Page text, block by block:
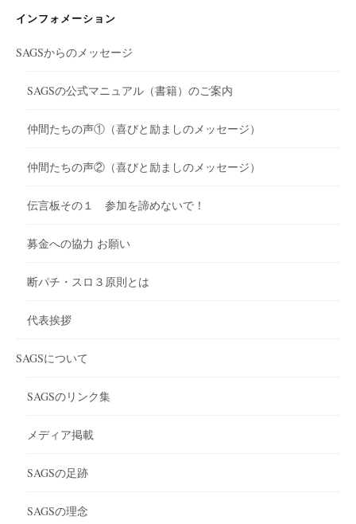
インフォメーション
SAGSからのメッセージ
SAGSの公式マニュアル（書籍）のご案内
仲間たちの声①（喜びと励ましのメッセージ）
仲間たちの声②（喜びと励ましのメッセージ）
伝言板その１ 参加を諦めないで！
募金への協力 お願い
断パチ・スロ３原則とは
代表挨拶
SAGSについて
SAGSのリンク集
メディア掲載
SAGSの足跡
SAGSの理念